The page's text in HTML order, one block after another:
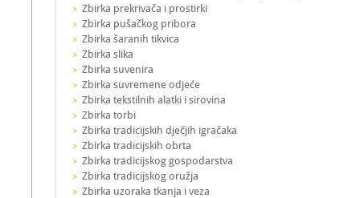
Zbirka prekrivača i prostirki
Zbirka pušačkog pribora
Zbirka šaranih tikvica
Zbirka slika
Zbirka suvenira
Zbirka suvremene odjeće
Zbirka tekstilnih alatki i sirovina
Zbirka torbi
Zbirka tradicijskih dječjih igračaka
Zbirka tradicijskih obrta
Zbirka tradicijskog gospodarstva
Zbirka tradicijskog oružja
Zbirka uzoraka tkanja i veza